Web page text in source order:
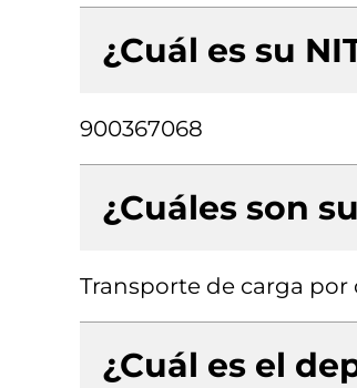
¿Cuál es su
900367068
¿Cuáles son
Transporte de carga por
¿Cuál es el